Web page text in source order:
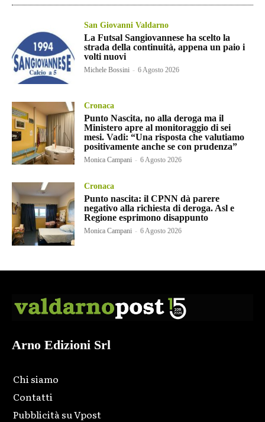
San Giovanni Valdarno
La Futsal Sangiovannese ha scelto la
strada della continuità, appena un paio i
volti nuovi
Michele Bossini - 6 Agosto 2026
Cronaca
Punto Nascita, no alla deroga ma il
Ministero apre al monitoraggio di sei
mesi. Vadi: “Una risposta che valutiamo
positivamente anche se con prudenza”
Monica Campani - 6 Agosto 2026
Cronaca
Punto nascita: il CPNN dà parere
negativo alla richiesta di deroga. Asl e
Regione esprimono disappunto
Monica Campani - 6 Agosto 2026
Arno Edizioni Srl
Chi siamo
Contatti
Pubblicità su Vpost